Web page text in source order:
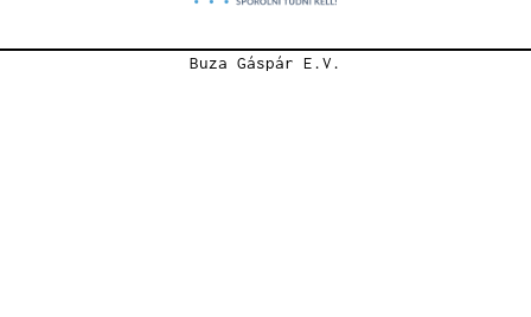
Buza Gáspár E.V.